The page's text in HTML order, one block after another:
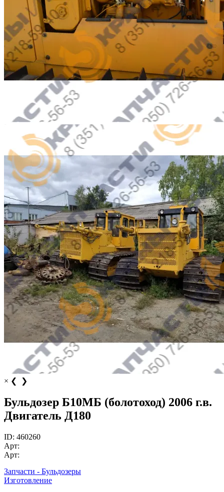
× ❮ ❯
Бульдозер Б10МБ (болотоход) 2006 г.в.
Двигатель Д180
ID: 460260
Арт:
Арт:
Запчасти - Бульдозеры
Изготовление